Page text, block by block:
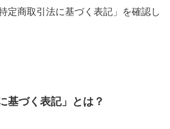
定商取引法に基づく表記」を確認し
基づく表記」とは？